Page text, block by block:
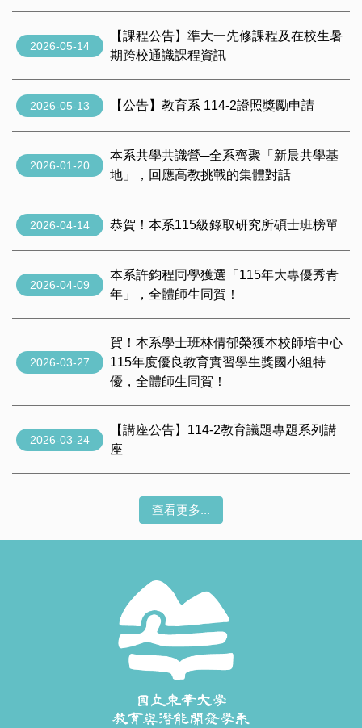
2026-05-14
【課程公告】準大一先修課程及在校生暑
期跨校通識課程資訊
2026-05-13 【公告】教育系 114-2證照獎勵申請
2026-01-20
本系共學共識營─全系齊聚「新晨共學基
地」，回應高教挑戰的集體對話
2026-04-14 恭賀！本系115級錄取研究所碩士班榜單
2026-04-09
本系許鈞程同學獲選「115年大專優秀青
年」，全體師生同賀！
2026-03-27
賀！本系學士班林倩郁榮獲本校師培中心
115年度優良教育實習學生獎國小組特
優，全體師生同賀！
2026-03-24
【講座公告】114-2教育議題專題系列講
座
查看更多...